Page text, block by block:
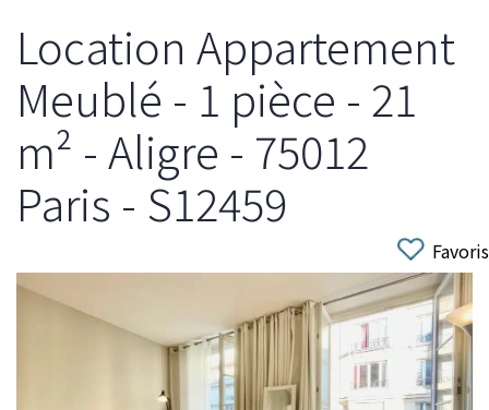
Location Appartement
Meublé - 1 pièce - 21
m² - Aligre - 75012
Paris - S12459
Favoris